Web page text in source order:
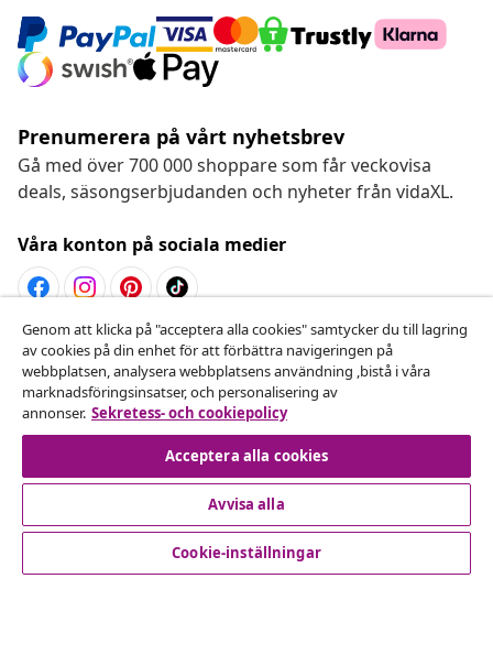
Prenumerera på vårt nyhetsbrev
Gå med över 700 000 shoppare som får veckovisa
deals, säsongserbjudanden och nyheter från vidaXL.
Våra konton på sociala medier
Avbryta avtalet
Skicka in en begäran om uttag för din beställning.
Avbryta avtalet
Kundservice
Genom att klicka på "acceptera alla cookies" samtycker du till lagring
av cookies på din enhet för att förbättra navigeringen på
webbplatsen, analysera webbplatsens användning ,bistå i våra
marknadsföringsinsatser, och personalisering av
annonser. Sekretess- och cookiepolicy
Acceptera alla cookies
Avvisa alla
Cookie-inställningar